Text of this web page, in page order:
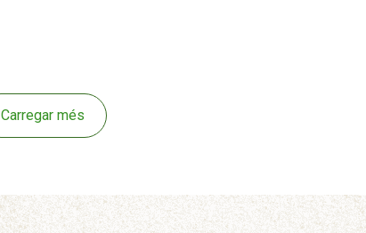
Carregar més